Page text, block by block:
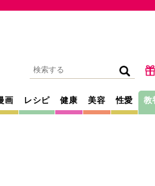
画 レシピ 健康 美容 性愛 教